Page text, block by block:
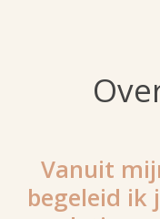
Vanuit
begeleid ik